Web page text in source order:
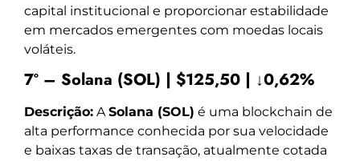
capital institucional e proporcionar estabilidade
em mercados emergentes com moedas locais
voláteis.
7º – Solana (SOL) | $125,50 | ↓0,62%
Descrição: ASolana (SOL) é uma blockchain de
alta performance conhecida por sua velocidade
e baixas taxas de transação, atualmente cotada